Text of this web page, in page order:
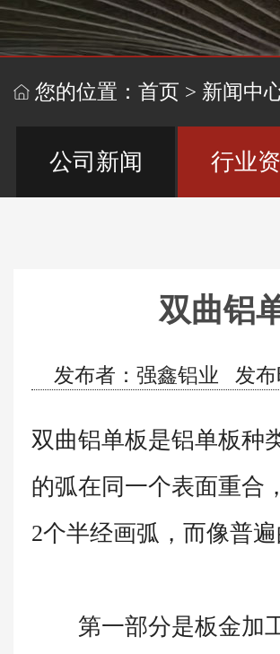
您的位置： 首页 > 新闻中
公司新闻 行业
双曲铝
发布者：强鑫铝业 发布
双曲铝单板是铝单板种
的弧在同一个表面重合
2个半经画弧，而像普
第一部分是板金加工